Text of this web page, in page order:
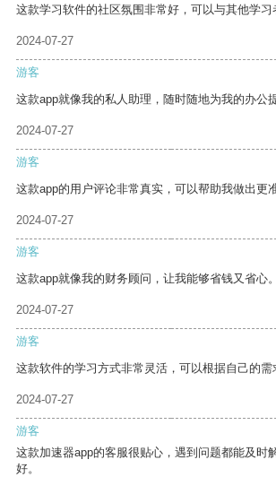
这款学习软件的社区氛围非常好，可以与其他学习
2024-07-27
游客
这款app就像我的私人助理，随时随地为我的办公
2024-07-27
游客
这款app的用户评论非常真实，可以帮助我做出更
2024-07-27
游客
这款app就像我的财务顾问，让我能够省钱又省心。
2024-07-27
游客
这款软件的学习方式非常灵活，可以根据自己的需
2024-07-27
游客
这款加速器app的客服很贴心，遇到问题都能及时
好。